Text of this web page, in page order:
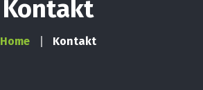
Kontakt
Home Kontakt